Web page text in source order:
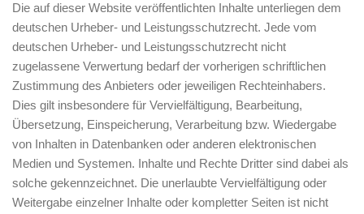
Die auf dieser Website veröffentlichten Inhalte unterliegen dem
deutschen Urheber- und Leistungsschutzrecht. Jede vom
deutschen Urheber- und Leistungsschutzrecht nicht
zugelassene Verwertung bedarf der vorherigen schriftlichen
Zustimmung des Anbieters oder jeweiligen Rechteinhabers.
Dies gilt insbesondere für Vervielfältigung, Bearbeitung,
Übersetzung, Einspeicherung, Verarbeitung bzw. Wiedergabe
von Inhalten in Datenbanken oder anderen elektronischen
Medien und Systemen. Inhalte und Rechte Dritter sind dabei als
solche gekennzeichnet. Die unerlaubte Vervielfältigung oder
Weitergabe einzelner Inhalte oder kompletter Seiten ist nicht